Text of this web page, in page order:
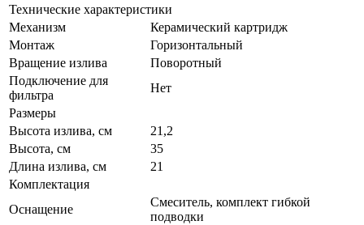
Технические характеристики
Механизм
Керамический картридж
Монтаж
Горизонтальный
Вращение излива
Поворотный
Подключение для
фильтра
Нет
Размеры
Высота излива, см
21,2
Высота, см
35
Длина излива, см
21
Комплектация
Оснащение
Смеситель, комплект гибкой
подводки